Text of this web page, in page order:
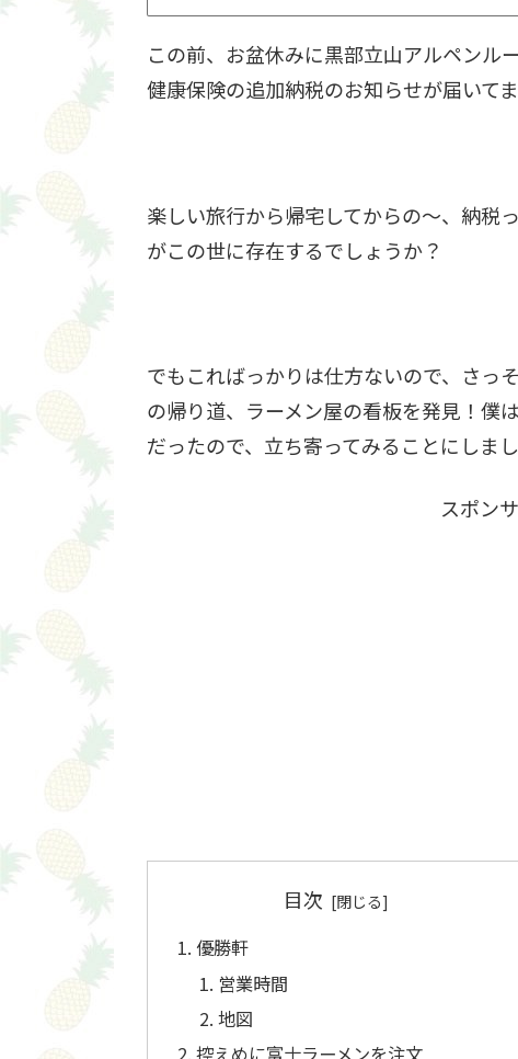
この前、お盆休みに黒部立山アルペンル
健康保険の追加納税のお知らせが届いてま
楽しい旅行から帰宅してからの～、納税
がこの世に存在するでしょうか？
でもこればっかりは仕方ないので、さっ
の帰り道、ラーメン屋の看板を発見！僕
だったので、立ち寄ってみることにしまし
スポン
目次
優勝軒
営業時間
地図
控えめに富士ラーメンを注文